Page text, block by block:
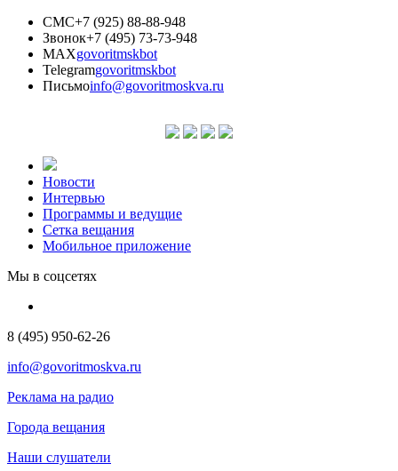
СМС+7 (925) 88-88-948
Звонок+7 (495) 73-73-948
MAXgovoritmskbot
Telegramgovoritmskbot
Письмоinfo@govoritmoskva.ru
Новости
Интервью
Программы и ведущие
Сетка вещания
Мобильное приложение
Мы в соцсетях
8 (495) 950-62-26
info@govoritmoskva.ru
Реклама на радио
Города вещания
Наши слушатели